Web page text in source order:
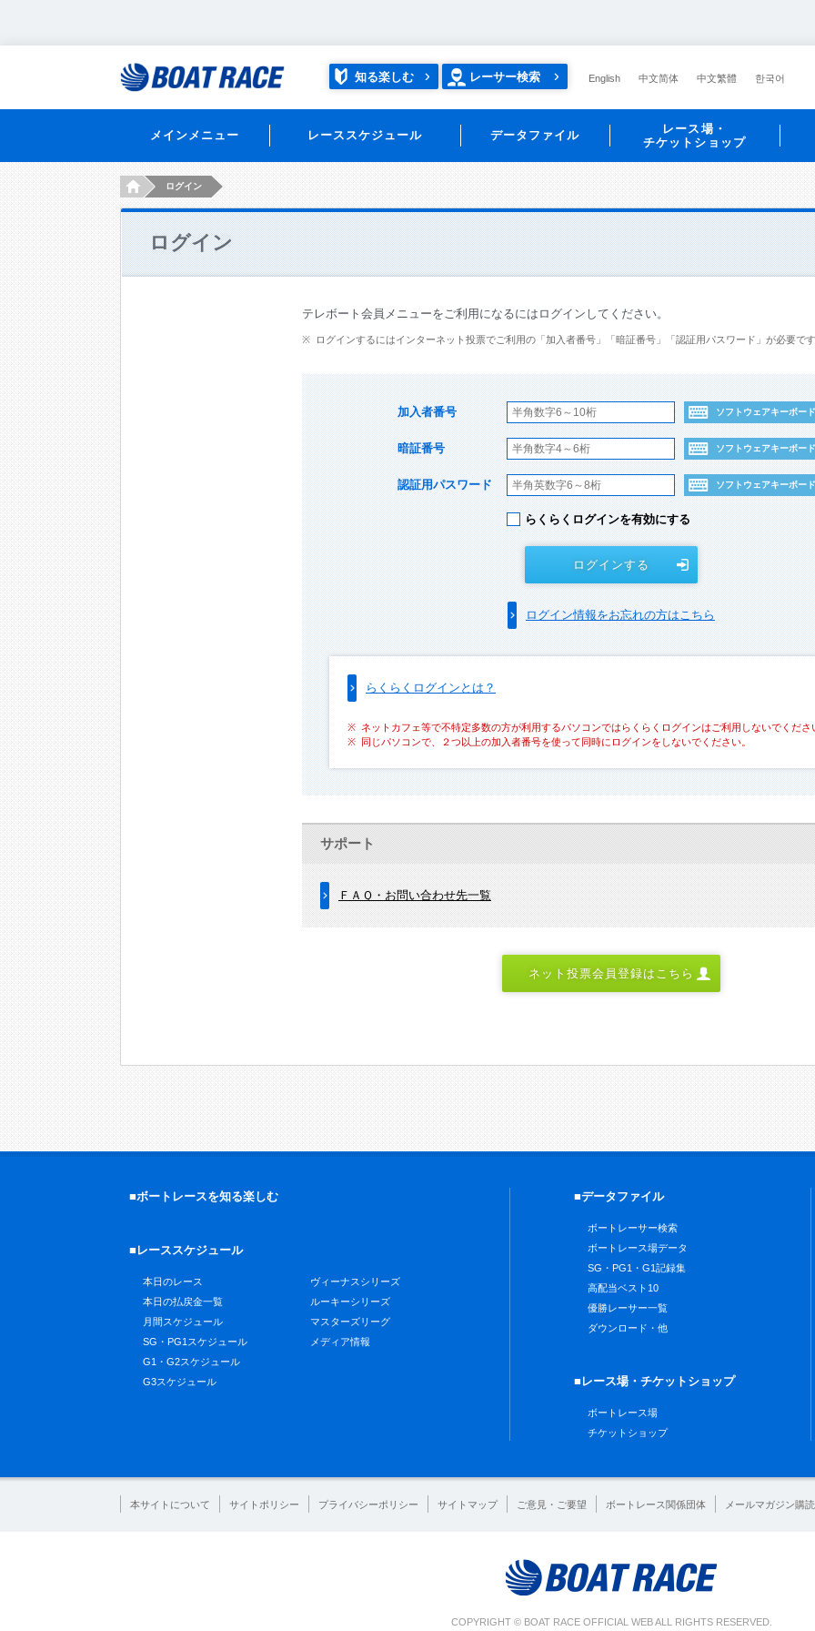
知る楽しむ レーサー検索 English 中文简体 中文繁體 한국어
メインメニュー レーススケジュール データファイル
レース場・
チケットショップ
HOMEログイン
ログイン
テレボート会員メニューをご利用になるにはログインしてください。
ログインするにはインターネット投票でご利用の「加入者番号」「暗証番号」「認証用パスワード」が必要です
加入者番号 ソフトウェアキーボード
暗証番号 ソフトウェアキーボード
認証用パスワード ソフトウェアキーボード
らくらくログインを有効にする
ログインする
ログイン情報をお忘れの方はこちら
らくらくログインとは？
ネットカフェ等で不特定多数の方が利用するパソコンではらくらくログインはご利用しないでくださ
同じパソコンで、２つ以上の加入者番号を使って同時にログインをしないでください。
サポート
ＦＡＱ・お問い合わせ先一覧
ネット投票会員登録はこちら
■ボートレースを知る楽しむ
■レーススケジュール
本日のレース
本日の払戻金一覧
月間スケジュール
SG・PG1スケジュール
G1・G2スケジュール
G3スケジュール
ヴィーナスシリーズ
ルーキーシリーズ
マスターズリーグ
メディア情報
■データファイル
ボートレーサー検索
ボートレース場データ
SG・PG1・G1記録集
高配当ベスト10
優勝レーサー一覧
ダウンロード・他
■レース場・チケットショップ
ボートレース場
チケットショップ
本サイトについて サイトポリシー プライバシーポリシー サイトマップ ご意見・ご要望 ボートレース関係団体 メールマガジン購読
COPYRIGHT © BOAT RACE OFFICIAL WEB ALL RIGHTS RESERVED.